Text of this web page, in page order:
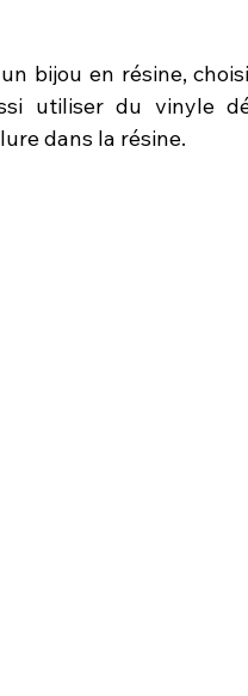
un bijou en résine,
utiliser du vinyle
dans la résine.